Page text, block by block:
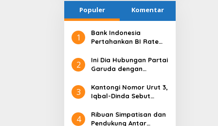
Populer Komentar
1
Bank Indonesia
Pertahankan BI Rate
hingga Pertengahan
Juni 4,0 Miliar Dolar AS
2
Ini Dia Hubungan Partai
Garuda dengan
3
Kantongi Nomor Urut 3,
Iqbal-Dinda Sebut
Kemenangan di Pilgub
NTB
4
Ribuan Simpatisan dan
Pendukung Antar